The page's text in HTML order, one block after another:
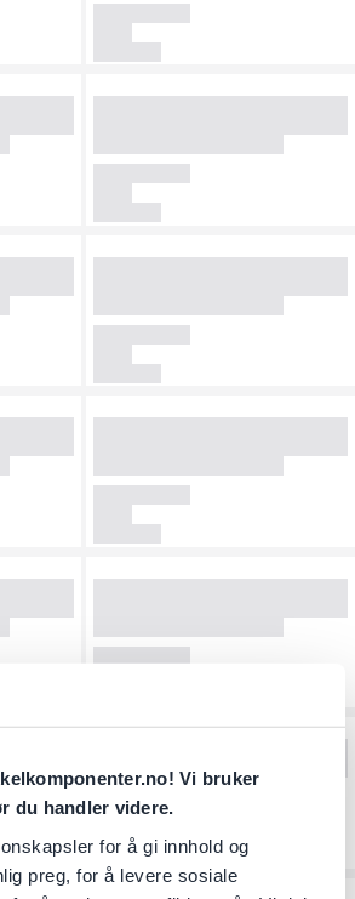
Vi bruker
du handler videre.
for å gi innhold og
preg, for å levere sosiale